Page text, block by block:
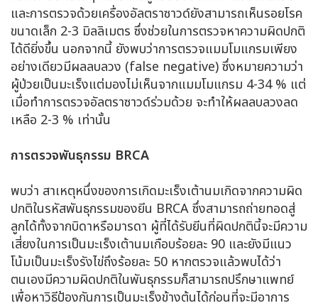
และการตรวจด้วยเครื่องอัลตราซาวด์ยังสามารถเห็นรอยโรค
ขนาดเล็ก 2-3 มิลลิเมตร ซึ่งช่วยในการตรวจหาความผิดปกติ
ได้ดียิ่งขึ้น นอกจากนี้ ยังพบว่าการตรวจแมมโมแกรมเพียง
อย่างเดียวมีผลลบลวง (false negative) ซึ่งหมายความว่า
ผู้ป่วยเป็นมะเร็งแต่มองไม่เห็นจากแมมโมแกรม 4-34 % แต่
เมื่อทำการตรวจอัลตราซาวด์ร่วมด้วย จะทำให้ผลลบลวงลด
เหลือ 2-3 % เท่านั้น
การตรวจพันธุกรรม BRCA
พบว่า สาเหตุหนึ่งของการเกิดมะเร็งเต้านมเกิดจากความผิด
ปกติในรหัสพันธุกรรมของยีน BRCA ซึ่งสามารถถ่ายทอดสู่
ลูกได้ทั้งจากบิดาหรือมารดา ผู้ที่ได้รับยีนที่ผิดปกตินี้จะมีความ
เสี่ยงในการเป็นมะเร็งเต้านมเกือบร้อยละ 90 และยังมีแนว
โน้มเป็นมะเร็งรังไข่ถึงร้อยละ 50 หากตรวจแล้วพบได้ว่า
ตนเองมีความผิดปกติในพันธุกรรมก็สามารถปรึกษาแพทย์
เพื่อหาวิธีป้องกันการเป็นมะเร็งข้างต้นได้ก่อนที่จะมีอาการ